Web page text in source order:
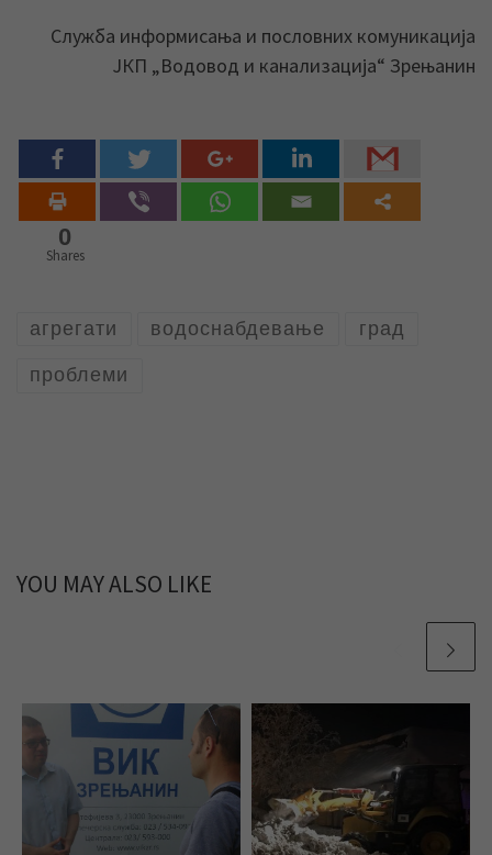
Служба информисања и пословних комуникација
ЈКП „Водовод и канализација“ Зрењанин
0
Shares
агрегати водоснабдевање град
проблеми
YOU MAY ALSO LIKE